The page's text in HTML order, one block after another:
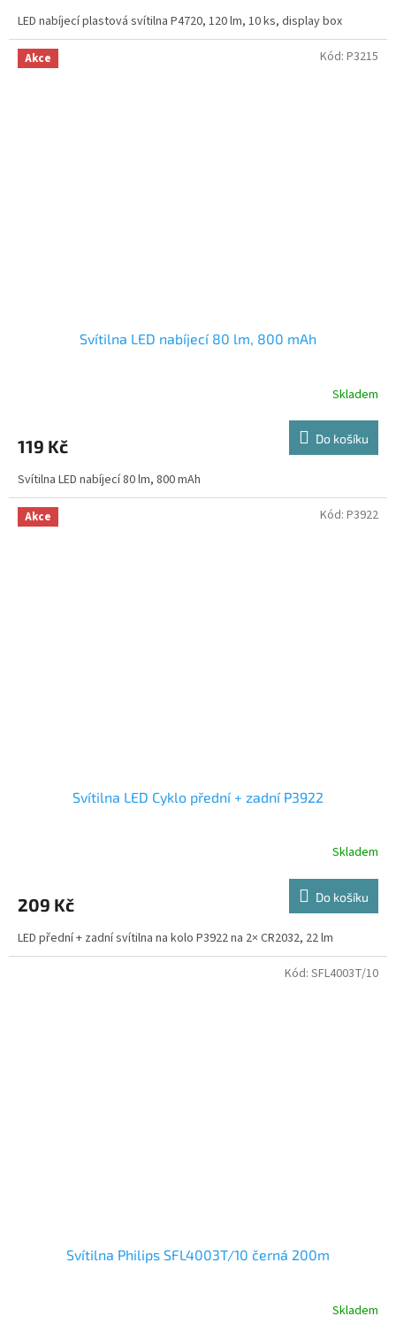
LED nabíjecí plastová svítilna P4720, 120 lm, 10 ks, display box
Akce
Svítilna LED nabíjecí 80 lm, 800 mAh
Skladem
119 Kč Do košíku
Svítilna LED nabíjecí 80 lm, 800 mAh
Kód: P3215
Akce
Svítilna LED Cyklo přední + zadní P3922
Skladem
209 Kč Do košíku
LED přední + zadní svítilna na kolo P3922 na 2× CR2032, 22 lm
Kód: P3922
Svítilna Philips SFL4003T/10 černá 200m
Skladem
Kód: SFL4003T/10